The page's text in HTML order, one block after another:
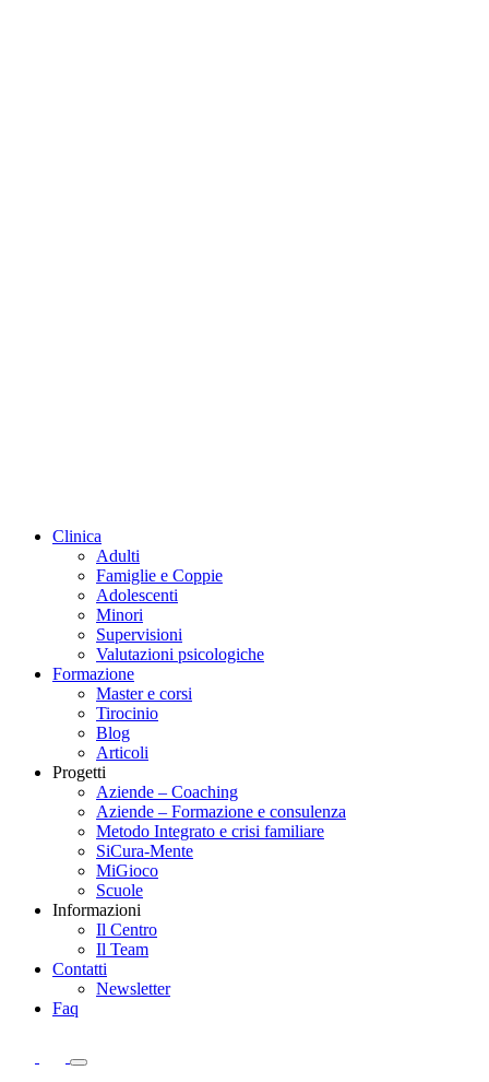
Clinica
Adulti
Famiglie e Coppie
Adolescenti
Minori
Supervisioni
Valutazioni psicologiche
Formazione
Master e corsi
Tirocinio
Blog
Articoli
Progetti
Aziende – Coaching
Aziende – Formazione e consulenza
Metodo Integrato e crisi familiare
SiCura-Mente
MiGioco
Scuole
Informazioni
Il Centro
Il Team
Contatti
Newsletter
Faq